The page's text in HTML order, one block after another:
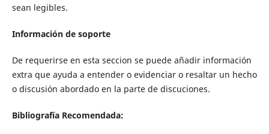
sean legibles.
Información de soporte
De requerirse en esta seccion se puede añadir información
extra que ayuda a entender o evidenciar o resaltar un hecho
o discusión abordado en la parte de discuciones.
Bibliografía Recomendada: